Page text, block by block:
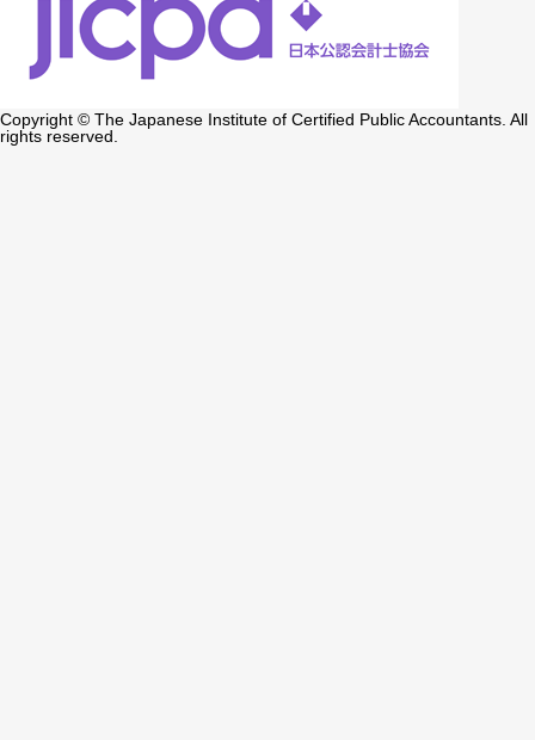
Copyright © The Japanese Institute of Certified Public Accountants. All
rights reserved.